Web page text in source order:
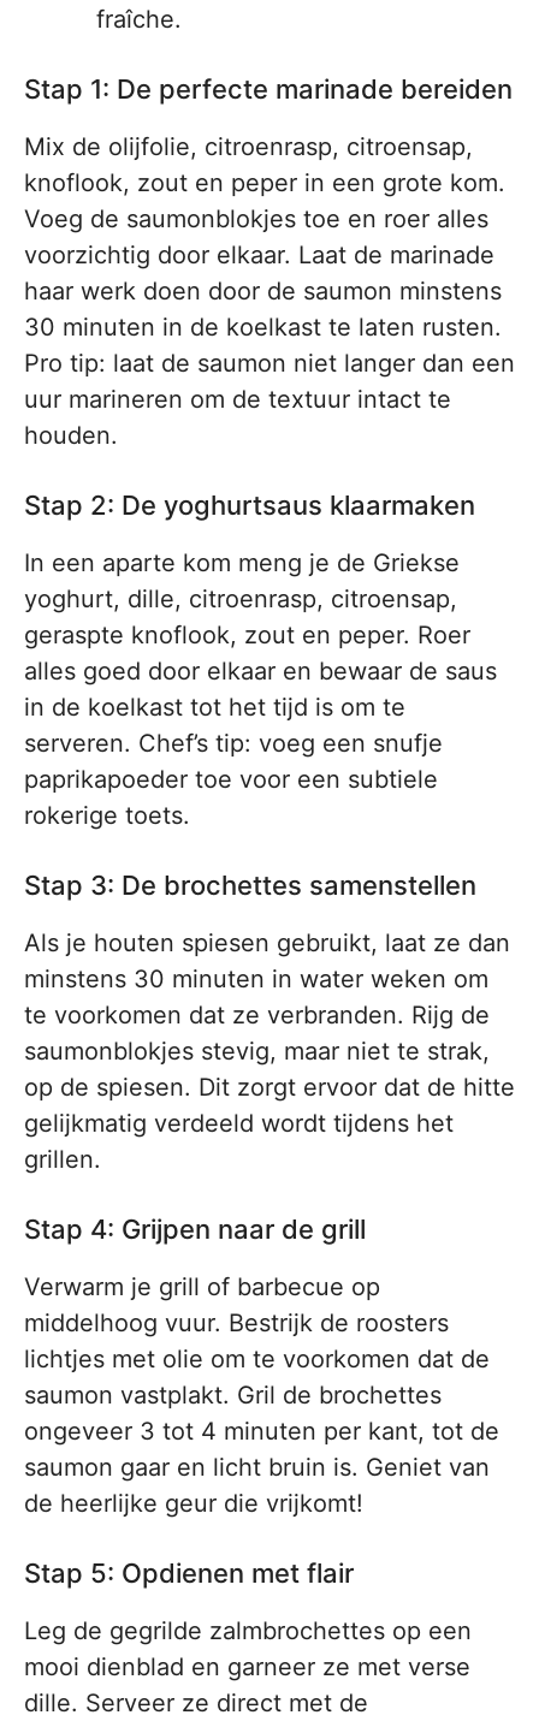
fraîche.
Stap 1: De perfecte marinade bereiden
Mix de olijfolie, citroenrasp, citroensap,
knoflook, zout en peper in een grote kom.
Voeg de saumonblokjes toe en roer alles
voorzichtig door elkaar. Laat de marinade
haar werk doen door de saumon minstens
30 minuten in de koelkast te laten rusten.
Pro tip: laat de saumon niet langer dan een
uur marineren om de textuur intact te
houden.
Stap 2: De yoghurtsaus klaarmaken
In een aparte kom meng je de Griekse
yoghurt, dille, citroenrasp, citroensap,
geraspte knoflook, zout en peper. Roer
alles goed door elkaar en bewaar de saus
in de koelkast tot het tijd is om te
serveren. Chef’s tip: voeg een snufje
paprikapoeder toe voor een subtiele
rokerige toets.
Stap 3: De brochettes samenstellen
Als je houten spiesen gebruikt, laat ze dan
minstens 30 minuten in water weken om
te voorkomen dat ze verbranden. Rijg de
saumonblokjes stevig, maar niet te strak,
op de spiesen. Dit zorgt ervoor dat de hitte
gelijkmatig verdeeld wordt tijdens het
grillen.
Stap 4: Grijpen naar de grill
Verwarm je grill of barbecue op
middelhoog vuur. Bestrijk de roosters
lichtjes met olie om te voorkomen dat de
saumon vastplakt. Gril de brochettes
ongeveer 3 tot 4 minuten per kant, tot de
saumon gaar en licht bruin is. Geniet van
de heerlijke geur die vrijkomt!
Stap 5: Opdienen met flair
Leg de gegrilde zalmbrochettes op een
mooi dienblad en garneer ze met verse
dille. Serveer ze direct met de